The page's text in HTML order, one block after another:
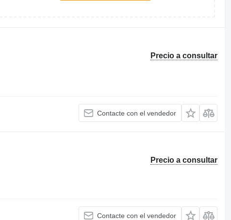
Precio a consultar
Contacte con el vendedor
Precio a consultar
Contacte con el vendedor